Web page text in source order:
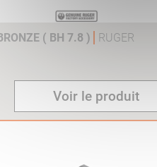
( BH 7.8 ) RUGER
Voir le produit